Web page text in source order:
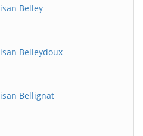
Belley
Belleydoux
Bellignat